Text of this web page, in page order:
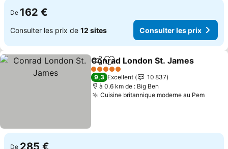
De 162 €
Consulter les prix de 12 sites Consulter les prix
PartagerAjouter à mes favoris
Conrad London St. James
5 Étoiles
9,3 Excellent
10 837
à 0.6 km de : Big Ben
Cuisine britannique moderne au Pem
De 285 €